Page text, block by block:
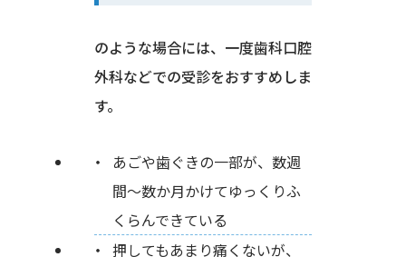
のような場合には、一度歯科口腔
外科などでの受診をおすすめしま
す。
あごや歯ぐきの一部が、数週
間〜数か月かけてゆっくりふ
くらんできている
押してもあまり痛くないが、